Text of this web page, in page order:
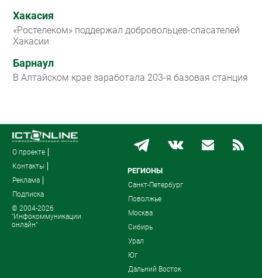
Хакасия
«Ростелеком» поддержал добровольцев-спасателей
Хакасии
Барнаул
В Алтайском крае заработала 203-я базовая станция
О проекте
Контакты
Реклама
Подписка
© 2004-2026
"Инфокоммуникации
онлайн"
РЕГИОНЫ
Санкт-Петербург
Поволжье
Москва
Сибирь
Урал
Юг
Дальний Восток